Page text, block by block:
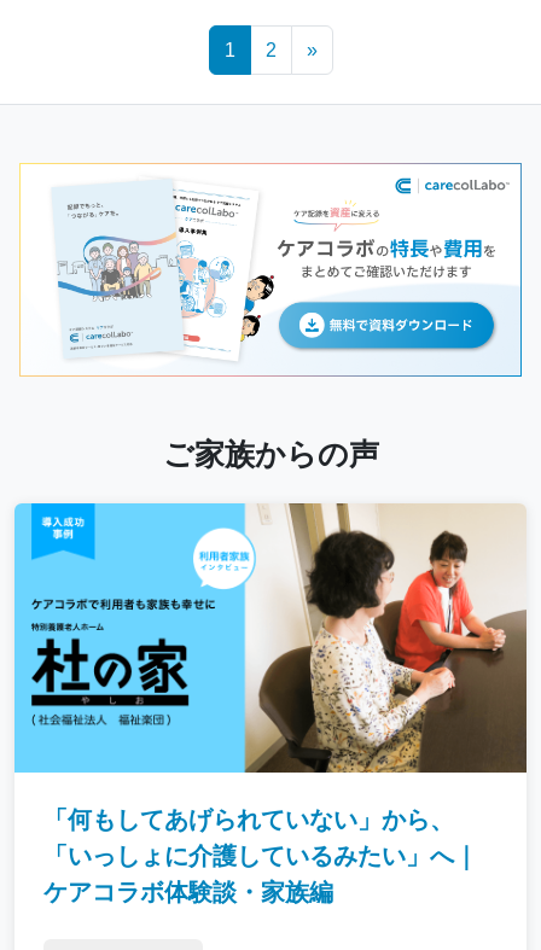
1 2 »
ご家族からの声
「何もしてあげられていない」から、
「いっしょに介護しているみたい」へ｜
ケアコラボ体験談・家族編